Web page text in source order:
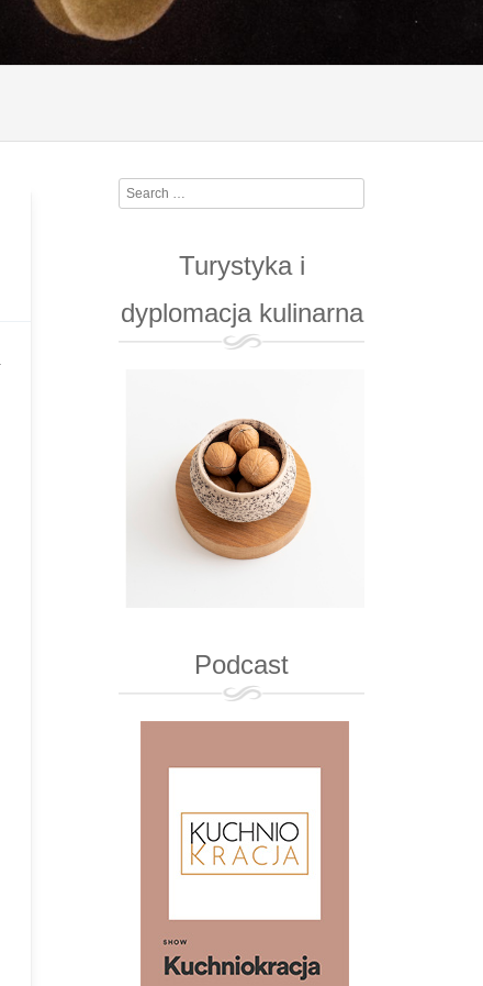
Search
Turystyka i
dyplomacja kulinarna
Podcast